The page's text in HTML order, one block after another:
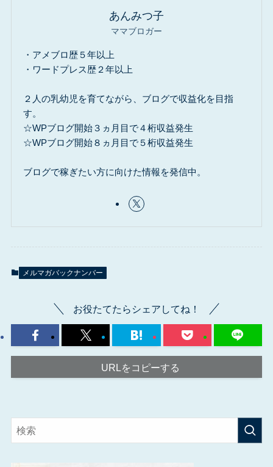
あんみつ子
ママブロガー
・アメブロ歴５年以上
・ワードプレス歴２年以上
２人の乳幼児を育てながら、ブログで収益化を目指
す。
☆WPブログ開始３ヵ月目で４桁収益発生
☆WPブログ開始８ヵ月目で５桁収益発生
ブログで稼ぎたい方に向けた情報を発信中。
メルマガバックナンバー
お役たてたらシェアしてね！
URLをコピーする